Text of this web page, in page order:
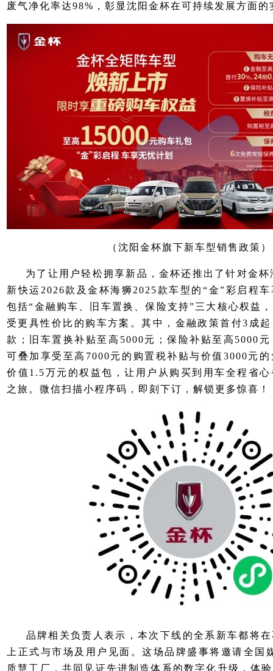
废气净化率达98%，彰显沈阳金杯在可持续发展方面的
（沈阳金杯旗下新车型销售政策）
为了让用户轻松拥享新品，金杯还推出了针对金杯
新快运2026款及金杯海狮2025款车型的“金”彩启程
包括“金融购车、旧车置换、保险支持”三大核心权益
受更具性价比的购车方案。其中，金融政策首付3成
款；旧车置换补贴至高5000元；保险补贴至高5000
可叠加享受至高7000元的购置税补贴与价值3000元
价值1.5万元的权益包，让用户从购买到用车全程省
之旅。微信扫描小程序码，即刻下订，解锁更多惊喜！
品牌相关负责人表示，本次下线的全系新车都将在
上正式与市场及用户见面。这场品牌盛事将邀请全国
质慧工厂，共同见证先进制造体系的数字化升级，体